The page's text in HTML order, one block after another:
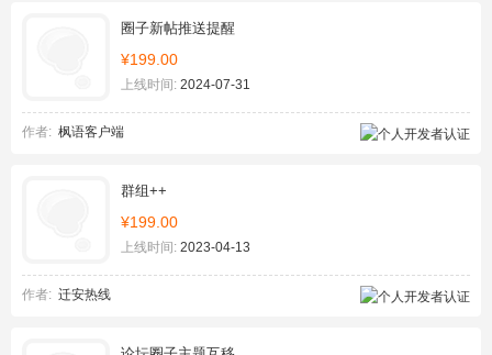
圈子新帖推送提醒
¥199.00
上线时间: 2024-07-31
作者: 枫语客户端
群组++
¥199.00
上线时间: 2023-04-13
作者: 迁安热线